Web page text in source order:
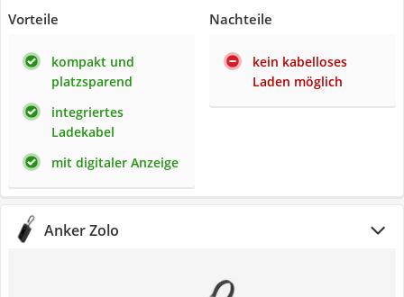
Vorteile
kompakt und
platzsparend
integriertes
Ladekabel
mit digitaler Anzeige
Nachteile
kein kabelloses
Laden möglich
Anker Zolo